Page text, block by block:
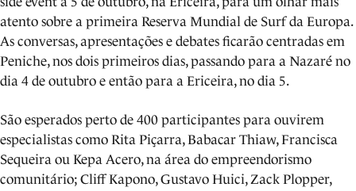
atento sobre a primeira Reserva Mundial de Surf da Europa.
As conversas, apresentações e debates ficarão centradas em
Peniche, nos dois primeiros dias, passando para a Nazaré no
dia 4 de outubro e então para a Ericeira, no dia 5.
São esperados perto de 400 participantes para ouvirem
especialistas como Rita Piçarra, Babacar Thiaw, Francisca
Sequeira ou Kepa Acero, na área do empreendorismo
comunitário; Cliff Kapono, Gustavo Huici, Zack Plopper,